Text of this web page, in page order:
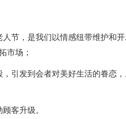
节，是我们以情感纽带维护和
市场；
引发到会者对美好生活的眷恋
客升级。